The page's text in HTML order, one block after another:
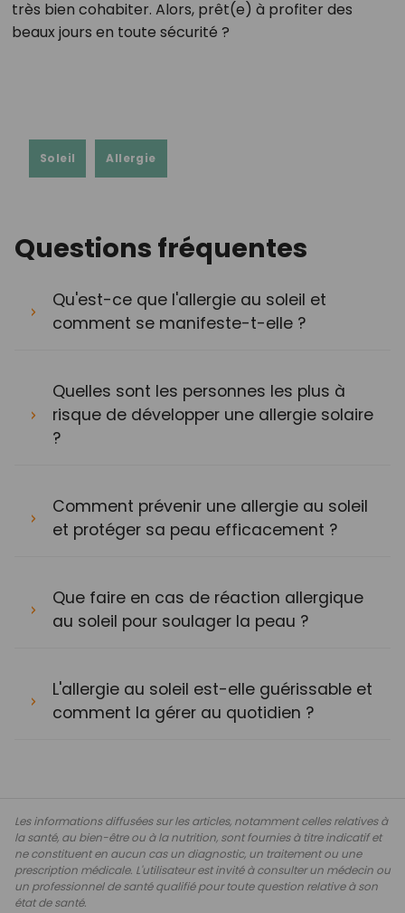
très bien cohabiter. Alors, prêt(e) à profiter des
beaux jours en toute sécurité ?
Soleil Allergie
Questions fréquentes
Qu'est-ce que l'allergie au soleil et
comment se manifeste-t-elle ?
Quelles sont les personnes les plus à
risque de développer une allergie solaire
?
Comment prévenir une allergie au soleil
et protéger sa peau efficacement ?
Que faire en cas de réaction allergique
au soleil pour soulager la peau ?
L'allergie au soleil est-elle guérissable et
comment la gérer au quotidien ?
Les informations diffusées sur les articles, notamment celles relatives à
la santé, au bien-être ou à la nutrition, sont fournies à titre indicatif et
ne constituent en aucun cas un diagnostic, un traitement ou une
prescription médicale. L'utilisateur est invité à consulter un médecin ou
un professionnel de santé qualifié pour toute question relative à son
état de santé.